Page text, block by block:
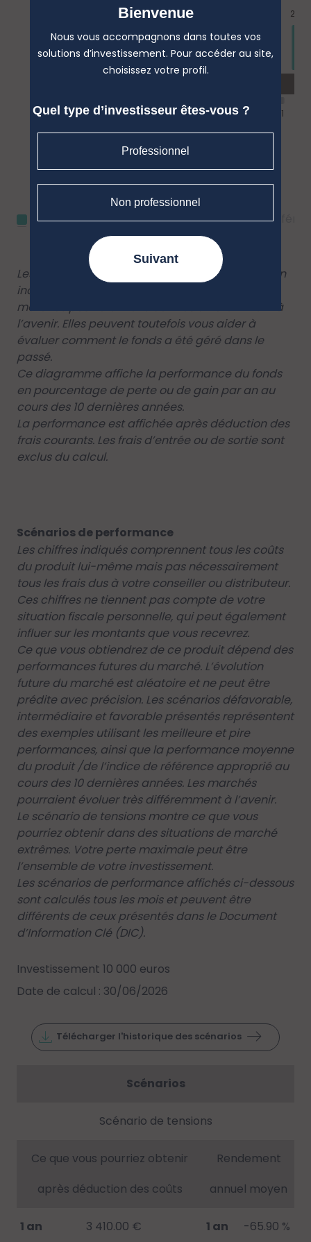
MH EPARGNE ACTIONS EURO Indice de
Les performances passées ne constituent pas un
indicateur fiable des performances futures. Les
marchés pourraient évoluer très différemment à
l’avenir. Elles peuvent toutefois vous aider à
évaluer comment le fonds a été géré dans le
passé.
Ce diagramme affiche la performance du fonds
en pourcentage de perte ou de gain par an au
cours des 10 dernières années.
La performance est affichée après déduction des
frais courants. Les frais d’entrée ou de sortie sont
exclus du calcul.
Scénarios de performance
Les chiffres indiqués comprennent tous les coûts
du produit lui-même mais pas nécessairement
tous les frais dus à votre conseiller ou distributeur.
Ces chiffres ne tiennent pas compte de votre
situation fiscale personnelle, qui peut également
influer sur les montants que vous recevrez.
Ce que vous obtiendrez de ce produit dépend des
performances futures du marché. L’évolution
future du marché est aléatoire et ne peut être
prédite avec précision. Les scénarios défavorable,
intermédiaire et favorable présentés représentent
des exemples utilisant les meilleure et pire
performances, ainsi que la performance moyenne
du produit /de l’indice de référence approprié au
cours des 10 dernières années. Les marchés
pourraient évoluer très différemment à l’avenir.
Le scénario de tensions montre ce que vous
pourriez obtenir dans des situations de marché
extrêmes. Votre perte maximale peut être
l’ensemble de votre investissement.
Les scénarios de performance affichés ci-dessous
sont calculés tous les mois et peuvent être
différents de ceux présentés dans le Document
d’Information Clé (DIC).
Investissement 10 000 euros
Date de calcul : 30/06/2026
Télécharger l'historique des scénarios
Scénarios
Scénario de tensions
Ce que vous pourriez obtenir
après déduction des coûts
Rendement
annuel moyen
1 an 3 410.00 € 1 an -65.90 %
Bienvenue
Nous vous accompagnons dans toutes vos
solutions d’investissement. Pour accéder au site,
choisissez votre profil.
Quel type d’investisseur êtes-vous ?
Professionnel
Non professionnel
Suivant